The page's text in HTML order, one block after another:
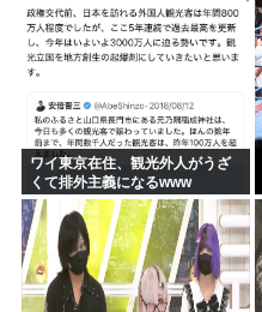
ワイ東京在住、観光外人がうざ
くて排外主義になるwww